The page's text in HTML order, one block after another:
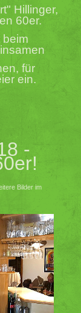
Hillinger,
60er.
für
ein.
-
im